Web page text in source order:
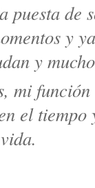
de
y
y
mi
el